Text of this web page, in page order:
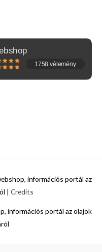
1758 vélemény
információs portál az
| Credits
információs portál az olajok